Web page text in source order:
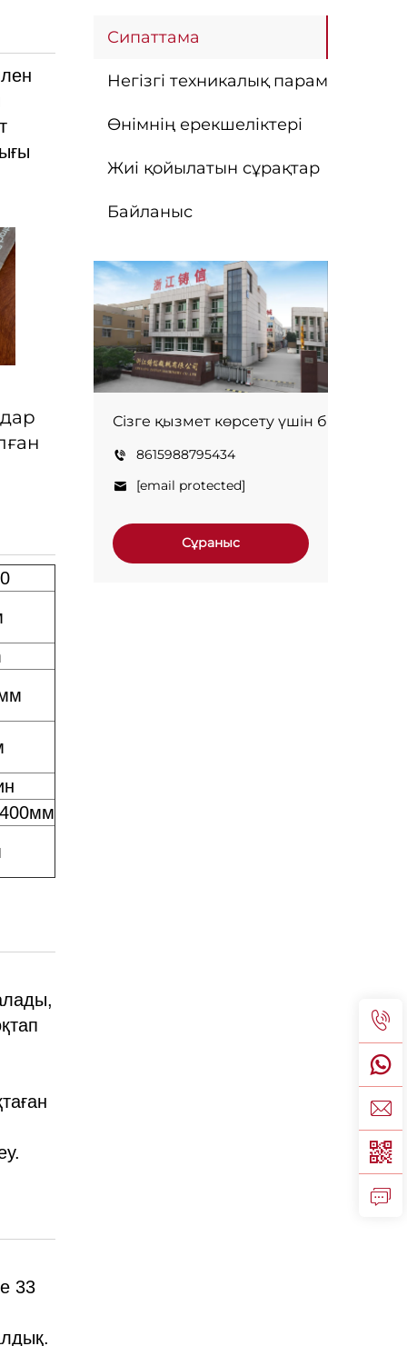
Сипаттама
Негізгі техникалық параметрлер
Өнімнің ерекшеліктері
Жиі қойылатын сұрақтар
Байланыс
Сізге қызмет көрсету үшін бізге
8615988795434
[email protected]
Сұраныс
33